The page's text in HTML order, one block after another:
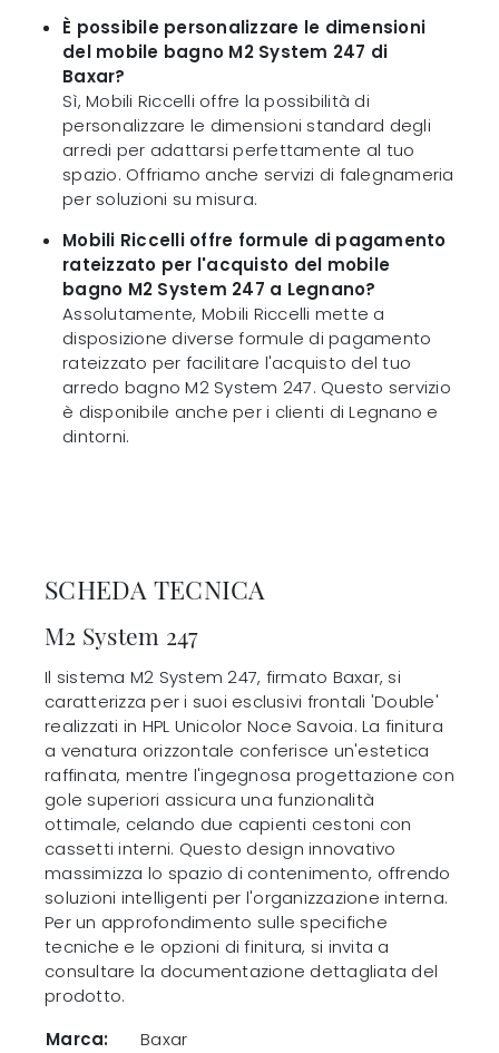
È possibile personalizzare le dimensioni
del mobile bagno M2 System 247 di
Baxar?
Sì, Mobili Riccelli offre la possibilità di
personalizzare le dimensioni standard degli
arredi per adattarsi perfettamente al tuo
spazio. Offriamo anche servizi di falegnameria
per soluzioni su misura.
Mobili Riccelli offre formule di pagamento
rateizzato per l'acquisto del mobile
bagno M2 System 247 a Legnano?
Assolutamente, Mobili Riccelli mette a
disposizione diverse formule di pagamento
rateizzato per facilitare l'acquisto del tuo
arredo bagno M2 System 247. Questo servizio
è disponibile anche per i clienti di Legnano e
dintorni.
SCHEDA TECNICA
M2 System 247
Il sistema M2 System 247, firmato Baxar, si
caratterizza per i suoi esclusivi frontali 'Double'
realizzati in HPL Unicolor Noce Savoia. La finitura
a venatura orizzontale conferisce un'estetica
raffinata, mentre l'ingegnosa progettazione con
gole superiori assicura una funzionalità
ottimale, celando due capienti cestoni con
cassetti interni. Questo design innovativo
massimizza lo spazio di contenimento, offrendo
soluzioni intelligenti per l'organizzazione interna.
Per un approfondimento sulle specifiche
tecniche e le opzioni di finitura, si invita a
consultare la documentazione dettagliata del
prodotto.
Marca:
Baxar